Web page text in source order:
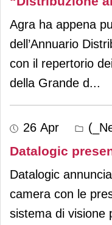
Agra ha appena
dell’Annuario
con il repertorio
della Grande d...
26 Apr
Datalogic
Datalogic
camera con le
sistema di visione